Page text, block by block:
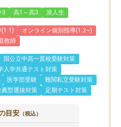
3 高1～高3 浪人生
(1:1)
オンライン個別指導(1:2~)
教師
国公立中高一貫校受験対策
入学共通テスト対策
医学部受験
難関私立受験対策
型選抜対策
定期テスト対策
目安 （税込）